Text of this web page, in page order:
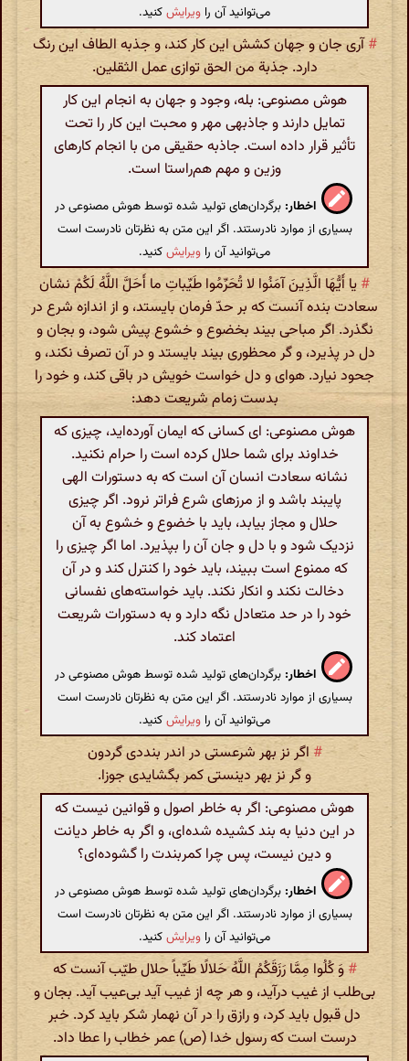
می‌توانید آن را ویرایشکنید.
#آری جان و جهان کشش این کار کند، و جذبه الطاف این رنگ
دارد. جذبة من الحق توازی عمل الثقلین.
هوش مصنوعی: بله، وجود و جهان به انجام این کار
تمایل دارند و جاذبهی مهر و محبت این کار را تحت
تأثیر قرار داده است. جاذبه حقیقی من با انجام کارهای
وزین و مهم هم‌راستا است.
اخطار: برگردان‌های تولید شده توسط هوش مصنوعی در
بسیاری از موارد نادرستند. اگر این متن به نظرتان نادرست است
می‌توانید آن را ویرایشکنید.
# یا أَیُّهَا الَّذِینَ آمَنُوا لا تُحَرِّمُوا طَیِّباتِ ما أَحَلَّ اللَّهُ لَکُمْ نشان
سعادت بنده آنست که بر حدّ فرمان بایستد، و از اندازه شرع در
نگذرد. اگر مباحی بیند بخضوع و خشوع پیش شود، و بجان و
دل در پذیرد، و گر محظوری بیند بایستد و در آن تصرف نکند، و
جحود نیارد. هوای و دل خواست خویش در باقی کند، و خود را
بدست زمام شریعت دهد:
هوش مصنوعی: ای کسانی که ایمان آورده‌اید، چیزی که
خداوند برای شما حلال کرده است را حرام نکنید.
نشانه سعادت انسان آن است که به دستورات الهی
پایبند باشد و از مرزهای شرع فراتر نرود. اگر چیزی
حلال و مجاز بیابد، باید با خضوع و خشوع به آن
نزدیک شود و با دل و جان آن را بپذیرد. اما اگر چیزی را
که ممنوع است ببیند، باید خود را کنترل کند و در آن
دخالت نکند و انکار نکند. باید خواسته‌های نفسانی
خود را در حد متعادل نگه دارد و به دستورات شریعت
اعتماد کند.
اخطار: برگردان‌های تولید شده توسط هوش مصنوعی در
بسیاری از موارد نادرستند. اگر این متن به نظرتان نادرست است
می‌توانید آن را ویرایشکنید.
# اگر نز بهر شرعستی در اندر بنددی گردون
و گر نز بهر دینستی کمر بگشایدی جوزا.
هوش مصنوعی: اگر به خاطر اصول و قوانین نیست که
در این دنیا به بند کشیده شده‌ای، و اگر به خاطر دیانت
و دین نیست، پس چرا کمربندت را گشوده‌ای؟
اخطار: برگردان‌های تولید شده توسط هوش مصنوعی در
بسیاری از موارد نادرستند. اگر این متن به نظرتان نادرست است
می‌توانید آن را ویرایشکنید.
# وَ کُلُوا مِمَّا رَزَقَکُمُ اللَّهُ حَلالًا طَیِّباً حلال طیّب آنست که
بی‌طلب از غیب درآید، و هر چه از غیب آید بی‌عیب آید. بجان و
دل قبول باید کرد، و رازق را در آن نهمار شکر باید کرد. خبر
درست است که رسول خدا (ص) عمر خطاب را عطا داد.